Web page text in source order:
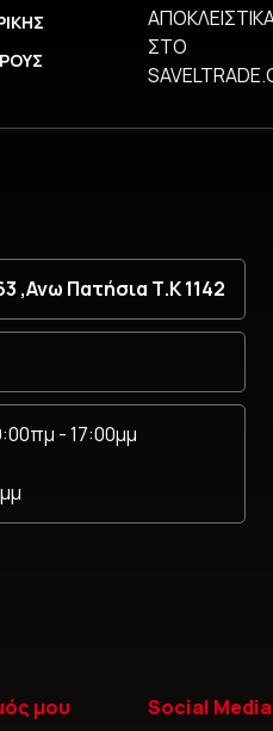
,Ανω Πατήσια Τ.Κ 1142
- 17:00μμ
μου Social Media